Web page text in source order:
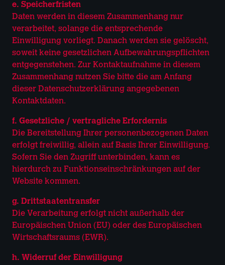
e. Speicherfristen
Daten werden in diesem Zusammenhang nur
verarbeitet, solange die entsprechende
Einwilligung vorliegt. Danach werden sie gelöscht,
soweit keine gesetzlichen Aufbewahrungspflichten
entgegenstehen. Zur Kontaktaufnahme in diesem
Zusammenhang nutzen Sie bitte die am Anfang
dieser Datenschutzerklärung angegebenen
Kontaktdaten.
f. Gesetzliche / vertragliche Erfordernis
Die Bereitstellung Ihrer personenbezogenen Daten
erfolgt freiwillig, allein auf Basis Ihrer Einwilligung.
Sofern Sie den Zugriff unterbinden, kann es
hierdurch zu Funktionseinschränkungen auf der
Website kommen.
g. Drittstaatentransfer
Die Verarbeitung erfolgt nicht außerhalb der
Europäischen Union (EU) oder des Europäischen
Wirtschaftsraums (EWR).
h. Widerruf der Einwilligung